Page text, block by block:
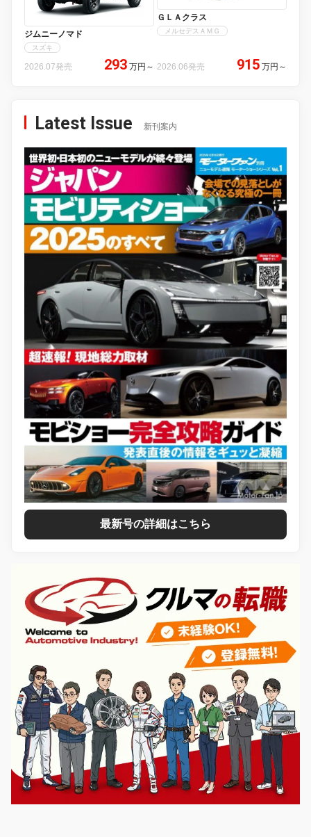
ジムニーノマド
スズキ
2026.07発売 293 万円 ～
ＧＬＡクラス
メルセデスＡＭＧ
2026.06発売 915 万円 ～
Latest Issue 新刊案内
最新号の詳細はこちら